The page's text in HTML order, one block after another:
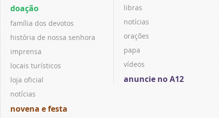
doação
família dos devotos
história de nossa senhora
imprensa
locais turísticos
loja oficial
notícias
novena e festa
libras
notícias
orações
papa
vídeos
anuncie no A12